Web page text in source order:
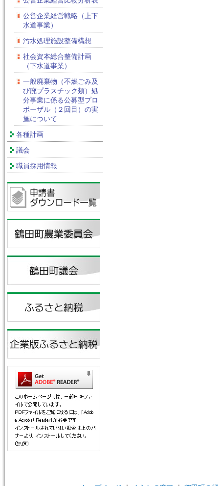
公営企業経営戦略（上下
水道事業）
汚水処理施設整備構想
社会資本総合整備計画
（下水道事業）
一般廃棄物（不燃ごみ及
び廃プラスチック類）処
分事業に係る公募型プロ
ポーザル（２回目）の実
施について
各種計画
議会
職員採用情報